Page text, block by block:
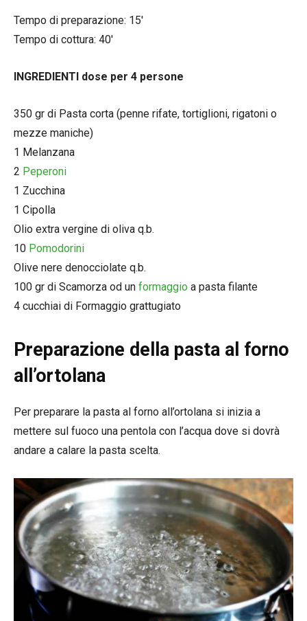
Tempo di preparazione: 15′
Tempo di cottura: 40′
INGREDIENTI dose per 4 persone
350 gr di Pasta corta (penne rifate, tortiglioni, rigatoni o
mezze maniche)
1 Melanzana
2 Peperoni
1 Zucchina
1 Cipolla
Olio extra vergine di oliva q.b.
10 Pomodorini
Olive nere denocciolate q.b.
100 gr di Scamorza od un formaggio a pasta filante
4 cucchiai di Formaggio grattugiato
Preparazione della pasta al forno
all’ortolana
Per preparare la pasta al forno all’ortolana si inizia a
mettere sul fuoco una pentola con l’acqua dove si dovrà
andare a calare la pasta scelta.